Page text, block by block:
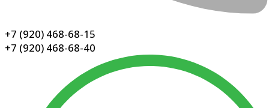
+7 (920) 468-68-15
+7 (920) 468-68-40